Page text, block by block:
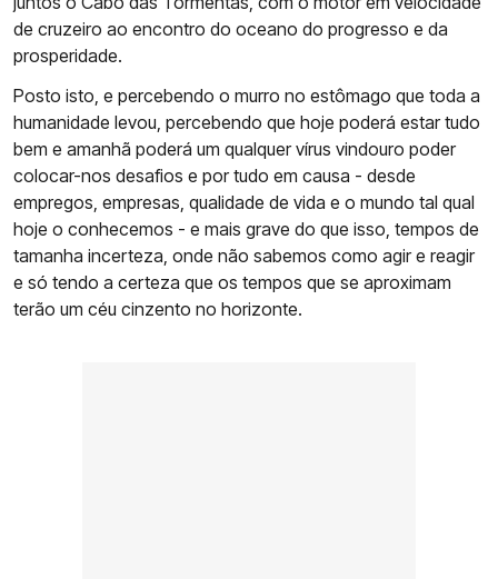
de cruzeiro ao encontro do oceano do progresso e da
prosperidade.
Posto isto, e percebendo o murro no estômago que toda a
humanidade levou, percebendo que hoje poderá estar tudo
bem e amanhã poderá um qualquer vírus vindouro poder
colocar-nos desafios e por tudo em causa - desde
empregos, empresas, qualidade de vida e o mundo tal qual
hoje o conhecemos - e mais grave do que isso, tempos de
tamanha incerteza, onde não sabemos como agir e reagir
e só tendo a certeza que os tempos que se aproximam
terão um céu cinzento no horizonte.